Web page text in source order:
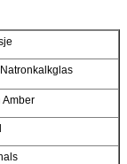
Amber